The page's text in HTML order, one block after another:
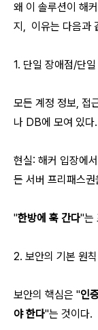
왜 이 솔루션이 해
지, 이유는 다음과
1. 단일 장애점/단
모든 계정 정보, 접
나 DB에 모여 있다.
현실: 해커 입장에
든 서버 프리패스
"한방에 훅 간다"는
2. 보안의 기본 원
보안의 핵심은 "인
야 한다"는 것이다.